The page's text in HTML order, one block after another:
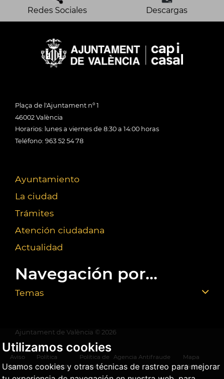
Utilizamos cookies
Usamos cookies y otras técnicas de rastreo para mejorar
Redes Sociales Descargas
Plaça de l'Ajuntament nº 1
46002 València
Horarios: lunes a viernes de 8:30 a 14:00 horas
Teléfono: 963 52 54 78
Ayuntamiento
La ciudad
Trámites
Atención ciudadana
Actualidad
Navegación por...
Temas
Ajuntament de València © 2026
Aviso
legal
Política
privacidad
Política de
cookies
Agencia Antifraude
Mapa
Web